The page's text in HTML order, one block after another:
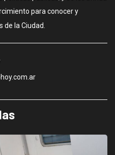
para conocer y
la Ciudad.